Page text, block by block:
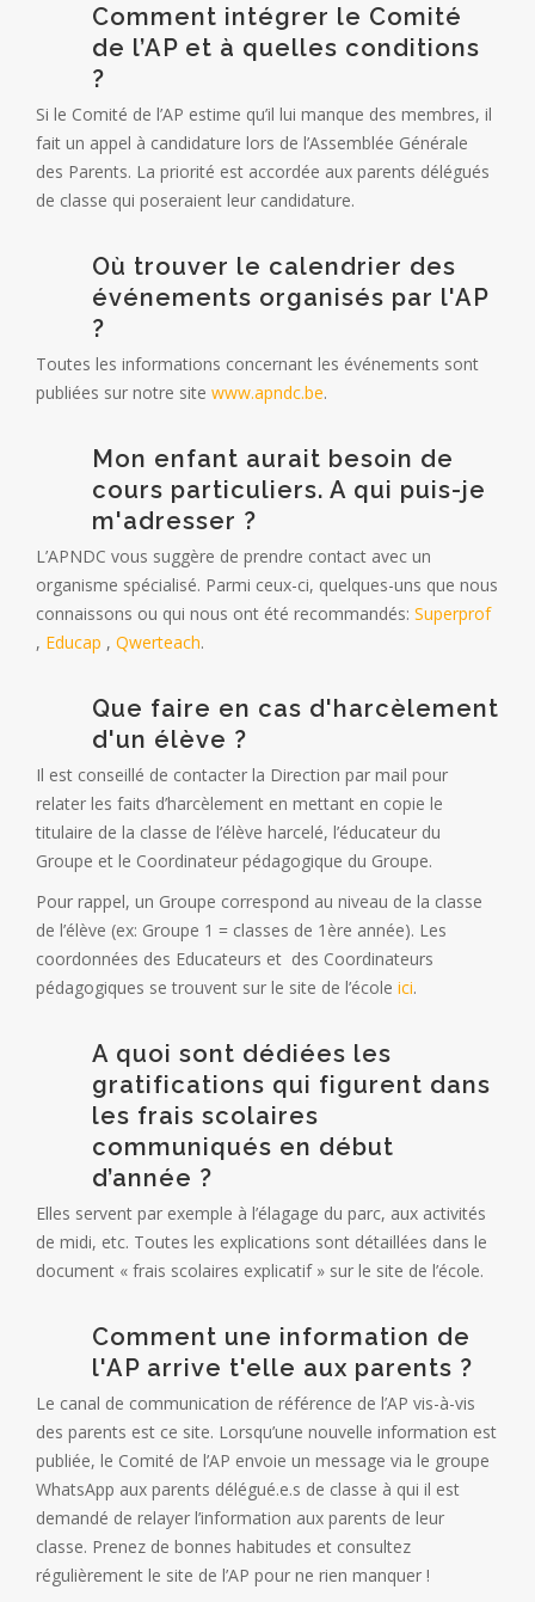
Comment intégrer le Comité
de l’AP et à quelles conditions
?
Si le Comité de l’AP estime qu’il lui manque des membres, il
fait un appel à candidature lors de l’Assemblée Générale
des Parents. La priorité est accordée aux parents délégués
de classe qui poseraient leur candidature.
Où trouver le calendrier des
événements organisés par l'AP
?
Toutes les informations concernant les événements sont
publiées sur notre site www.apndc.be.
Mon enfant aurait besoin de
cours particuliers. A qui puis-je
m'adresser ?
L’APNDC vous suggère de prendre contact avec un
organisme spécialisé. Parmi ceux-ci, quelques-uns que nous
connaissons ou qui nous ont été recommandés: Superprof
, Educap , Qwerteach.
Que faire en cas d'harcèlement
d'un élève ?
Il est conseillé de contacter la Direction par mail pour
relater les faits d’harcèlement en mettant en copie le
titulaire de la classe de l’élève harcelé, l’éducateur du
Groupe et le Coordinateur pédagogique du Groupe.
Pour rappel, un Groupe correspond au niveau de la classe
de l’élève (ex: Groupe 1 = classes de 1ère année). Les
coordonnées des Educateurs et des Coordinateurs
pédagogiques se trouvent sur le site de l’école ici.
A quoi sont dédiées les
gratifications qui figurent dans
les frais scolaires
communiqués en début
d’année ?
Elles servent par exemple à l’élagage du parc, aux activités
de midi, etc. Toutes les explications sont détaillées dans le
document « frais scolaires explicatif » sur le site de l’école.
Comment une information de
l'AP arrive t'elle aux parents ?
Le canal de communication de référence de l’AP vis-à-vis
des parents est ce site. Lorsqu’une nouvelle information est
publiée, le Comité de l’AP envoie un message via le groupe
WhatsApp aux parents délégué.e.s de classe à qui il est
demandé de relayer l’information aux parents de leur
classe. Prenez de bonnes habitudes et consultez
régulièrement le site de l’AP pour ne rien manquer !